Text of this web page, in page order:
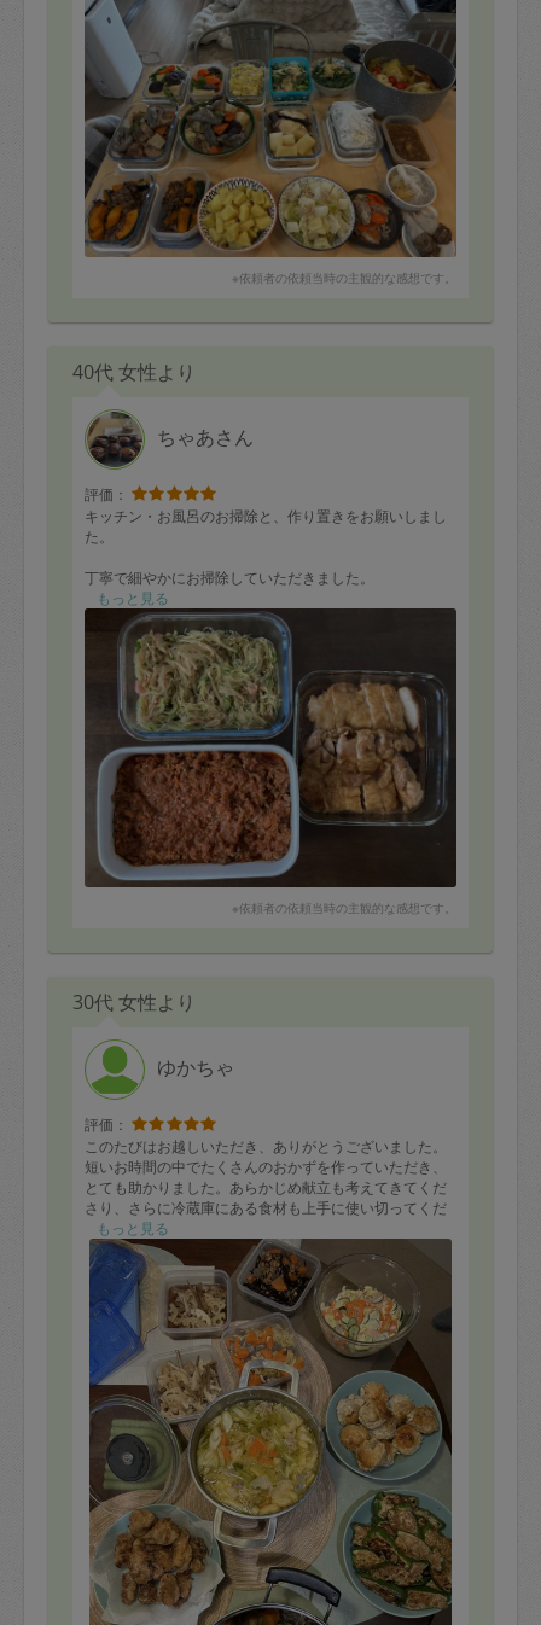
※作って下さったお料理も、撮影させていただきました。
※依頼者の依頼当時の主観的な感想です。
40代 女性より
ちゃあさん
評価：
キッチン・お風呂のお掃除と、作り置きをお願いしまし
た。
丁寧で細やかにお掃除していただきました。
お料理は、野菜を細かく切る工夫をしてくださり、野菜
が苦手な子供もミートソースを良く食べました。
時間が余った際は、お掃除のご提案をいただき有難かっ
たです。
何よりちゃあさんのお人柄が素晴らしく、物腰が柔らか
で、最初から最後まで安心してお任せすることができま
した。
ぜひまたお願いしたいです。この度はどうもありがとう
ございました。
もっと見る
※依頼者の依頼当時の主観的な感想です。
30代 女性より
ゆかちゃ
評価：
このたびはお越しいただき、ありがとうございました。
短いお時間の中でたくさんのおかずを作っていただき、
とても助かりました。あらかじめ献立も考えてきてくだ
さり、さらに冷蔵庫にある食材も上手に使い切ってくだ
さってありがたかったです。
唐揚げはとてもおいしくて、家族にも好評でした。ポテ
トサラダは2歳の息子も「おいしい」と言いながらパクパ
ク食べていました。全体的に、家庭的でほっとする味付
けでした。
予定していたぶりの照り焼きについては、今回は作成が
ないことにあとから冷蔵庫を見て気づきましたが、終了
後にその旨をお伝えすると、お詫びのメッセージをいた
だきました。
調理の終わり頃に包丁で指を切ってしまわれたとのこと
で、お怪我は大丈夫でしたでしょうか。🥺
こちらで絆創膏をお渡ししましたが、あとから玄関の壁
紙と食器かごのふちに、血が付いているのに気付き、家
族が驚いていました。
お怪我された際、周りに付着していないか注意していた
だけると、より安心してお願いできるなと感じました。
もっと見る